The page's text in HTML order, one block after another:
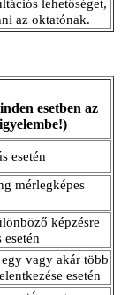
lehetőséget,
az oktatónak.
esetben az
esetén
mérlegképes
képzésre
vagy akár több
esetén